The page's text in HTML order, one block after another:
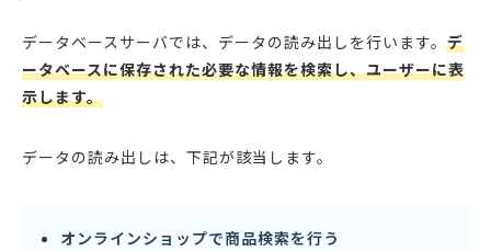
データベースサーバでは、データの読み出しを行います。 デ
ータベースに保存された必要な情報を検索し、ユーザーに表
示します。
データの読み出しは、下記が該当します。
オンラインショップで商品検索を行う